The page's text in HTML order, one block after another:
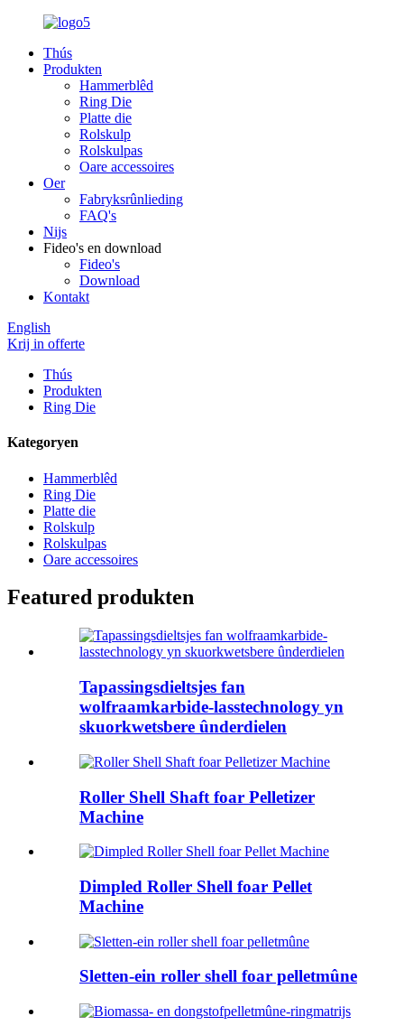
Thús
Produkten
Hammerblêd
Ring Die
Platte die
Rolskulp
Rolskulpas
Oare accessoires
Oer
Fabryksrûnlieding
FAQ's
Nijs
Fideo's en download
Fideo's
Download
Kontakt
English
Krij in offerte
Thús
Produkten
Ring Die
Kategoryen
Hammerblêd
Ring Die
Platte die
Rolskulp
Rolskulpas
Oare accessoires
Featured produkten
Tapassingsdieltsjes fan
wolfraamkarbide-lasstechnology yn
skuorkwetsbere ûnderdielen
Roller Shell Shaft foar Pelletizer
Machine
Dimpled Roller Shell foar Pellet
Machine
Sletten-ein roller shell foar pelletmûne